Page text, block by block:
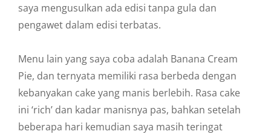
saya mengusulkan ada edisi tanpa gula dan
pengawet dalam edisi terbatas.
Menu lain yang saya coba adalah Banana Cream
Pie, dan ternyata memiliki rasa berbeda dengan
kebanyakan cake yang manis berlebih. Rasa cake
ini ‘rich’ dan kadar manisnya pas, bahkan setelah
beberapa hari kemudian saya masih teringat